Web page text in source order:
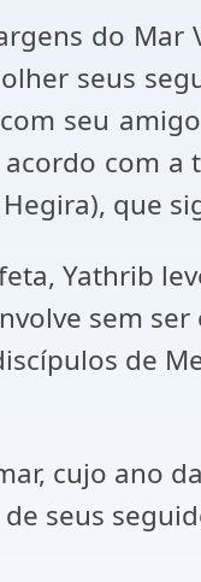
do
seus
seu
com
que
Yathrib
sem
de
cujo ano
seus